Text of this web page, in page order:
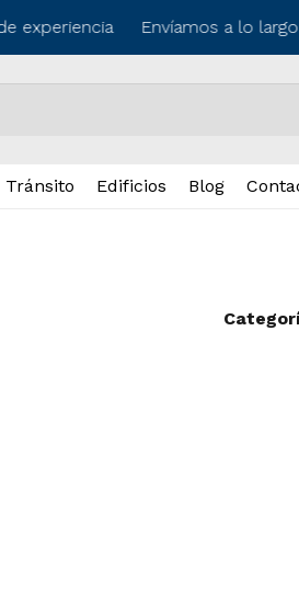
experiencia Envíamos a lo
Tránsito Edificios Blog